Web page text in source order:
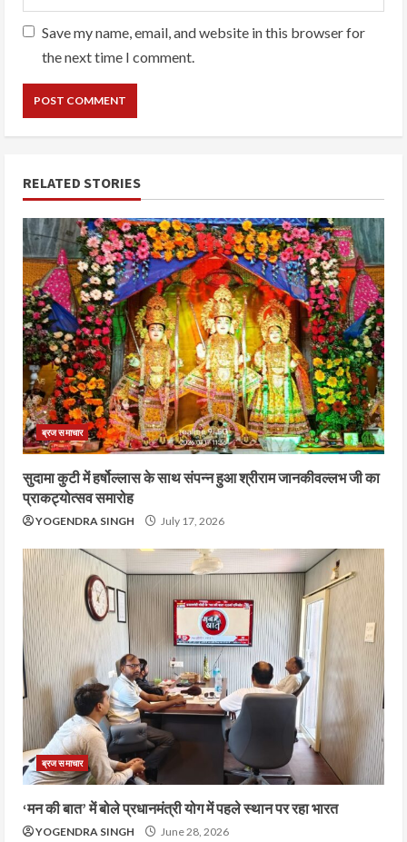
Save my name, email, and website in this browser for
the next time I comment.
RELATED STORIES
ब्रज समाचार
सुदामा कुटी में हर्षोल्लास के साथ संपन्न हुआ श्रीराम जानकीवल्लभ जी का
प्राकट्योत्सव समारोह
YOGENDRA SINGH July 17, 2026
ब्रज समाचार
‘मन की बात’ में बोले प्रधानमंत्री योग में पहले स्थान पर रहा भारत
YOGENDRA SINGH June 28, 2026